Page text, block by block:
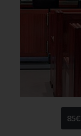
85€